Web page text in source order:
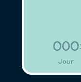
000
Jour
: